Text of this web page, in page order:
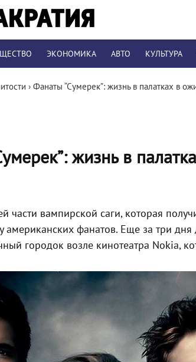
ЭКОНОМИКА АВТО КУЛЬТУРА
› Фанаты “Сумерек”: жизнь в палатках в
жизнь в
части вампирской саги, которая
американских фанатов. Еще за три
городок возле кинотеатра Nokia,